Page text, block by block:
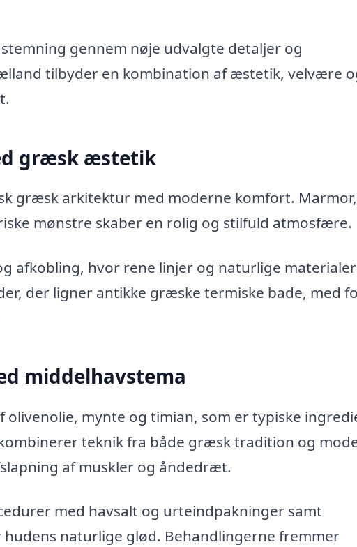
gennem nøje udvalgte detaljer og
tilbyder en kombination af æstetik, velvære
græsk æstetik
græsk arkitektur med moderne komfort.
mønstre skaber en rolig og stilfuld atmosfære.
afkobling, hvor rene linjer og naturlige materialer
der ligner antikke græske termiske bade, med
middelhavstema
mynte og timian, som er typiske
teknik fra både græsk tradition og
af muskler og åndedræt.
med havsalt og urteindpakninger samt
naturlige glød. Behandlingerne fremmer